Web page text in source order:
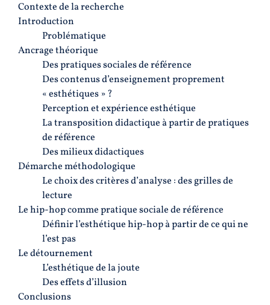
Contexte de la recherche
Introduction
Problématique
Ancrage théorique
Des pratiques sociales de référence
Des contenus d’enseignement proprement
« esthétiques » ?
Perception et expérience esthétique
La transposition didactique à partir de pratiques
de référence
Des milieux didactiques
Démarche méthodologique
Le choix des critères d’analyse : des grilles de
lecture
Le hip-hop comme pratique sociale de référence
Définir l’esthétique hip-hop à partir de ce qui ne
l’est pas
Le détournement
L’esthétique de la joute
Des effets d’illusion
Conclusions